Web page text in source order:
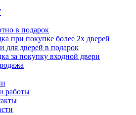
в подарок
при покупке более 2х дверей
для дверей в подарок
за покупку входной двери
работы